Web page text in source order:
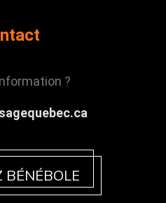
?
BÉNÉBOLE